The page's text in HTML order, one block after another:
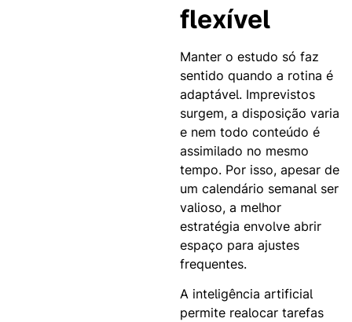
flexível
Manter o estudo só faz
sentido quando a rotina é
adaptável. Imprevistos
surgem, a disposição varia
e nem todo conteúdo é
assimilado no mesmo
tempo. Por isso, apesar de
um calendário semanal ser
valioso, a melhor
estratégia envolve abrir
espaço para ajustes
frequentes.
A inteligência artificial
permite realocar tarefas